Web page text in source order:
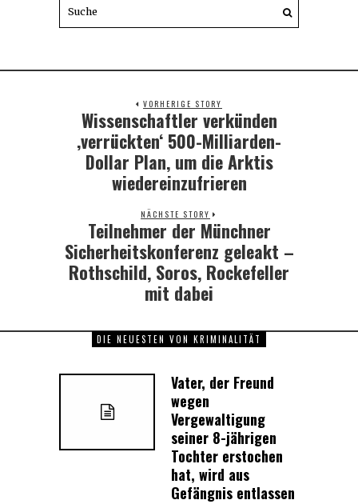
VORHERIGE STORY
Previous
post:
Wissenschaftler verkünden
‚verrückten‘ 500-Milliarden-
Dollar Plan, um die Arktis
wiedereinzufrieren
NÄCHSTE STORY
Next
Teilnehmer der Münchner
Sicherheitskonferenz geleakt –
Rothschild, Soros, Rockefeller
mit dabei
DIE NEUESTEN VON KRIMINALITÄT
Vater, der Freund
wegen
Vergewaltigung
seiner 8-jährigen
Tochter erstochen
hat, wird aus
Gefängnis entlassen